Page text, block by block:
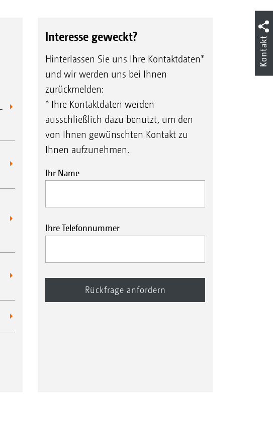
Interesse geweckt?
Hinterlassen Sie uns Ihre Kontaktdaten*
und wir werden uns bei Ihnen
zurückmelden:
* Ihre Kontaktdaten werden
ausschließlich dazu benutzt, um den
von Ihnen gewünschten Kontakt zu
Ihnen aufzunehmen.
Ihr Name
Ihre Telefonnummer
Kontakt